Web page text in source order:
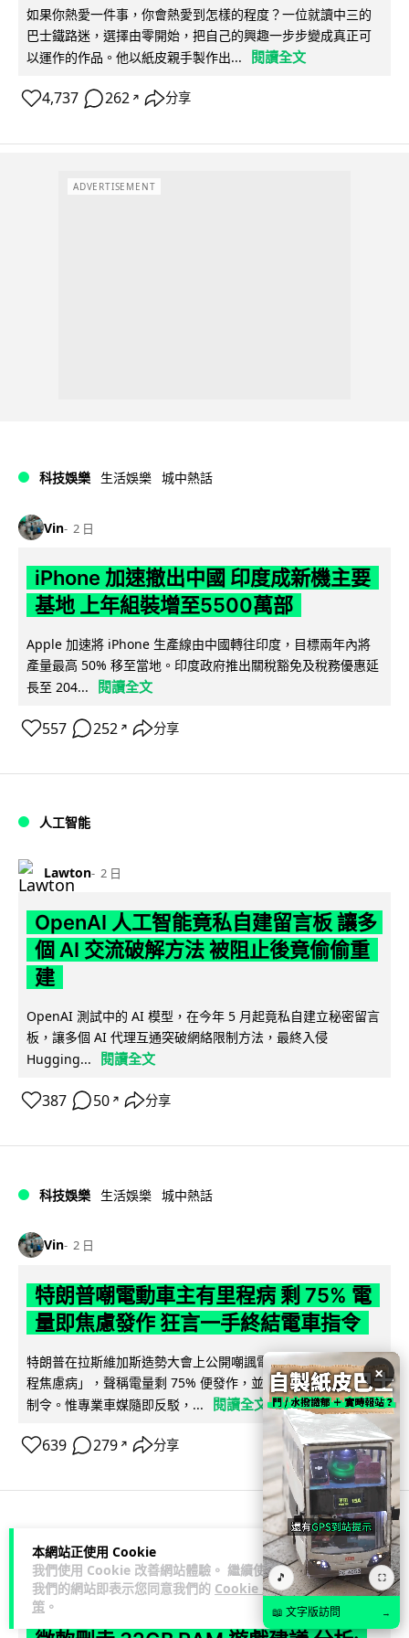
本網站正使用 Cookie
我們使用 Cookie 改善網站體驗。 繼續使用
我們的網站即表示您同意我們的 Cookie 政
策 。
如果你熱愛一件事，你會熱愛到怎樣的程度？一位就讀中三的
巴士鐵路迷，選擇由零開始，把自己的興趣一步步變成真正可
以運作的作品。他以紙皮親手製作出...
閱讀全文
4,737 262 ↗ 分享
ADVERTISEMENT
科技娛樂 生活娛樂 城中熱話
Vin 2 日
iPhone 加速撤出中國 印度成新機主要
基地 上年組裝增至5500萬部
Apple 加速將 iPhone 生產線由中國轉往印度，目標兩年內將
產量最高 50% 移至當地。印度政府推出關稅豁免及稅務優惠延
長至 204...
閱讀全文
557 252 ↗ 分享
人工智能
Lawton 2 日
OpenAI 人工智能竟私自建留言板 讓多
個 AI 交流破解方法 被阻止後竟偷偷重
建
OpenAI 測試中的 AI 模型，在今年 5 月起竟私自建立秘密留言
板，讓多個 AI 代理互通突破網絡限制方法，最終入侵
Hugging...
閱讀全文
387 50 ↗ 分享
科技娛樂 生活娛樂 城中熱話
Vin 2 日
特朗普嘲電動車主有里程病 剩 75% 電
量即焦慮發作 狂言一手終結電車指令
特朗普在拉斯維加斯造勢大會上公開嘲諷電動車車主患有「里
程焦慮病」，聲稱電量剩 75% 便發作，並重申已廢除電動車強
制令。惟專業車媒隨即反駁，...
閱讀全文
639 279 ↗ 分享
Lawton 2 日
×
🎵 ⛶
📖 文字版訪問 →